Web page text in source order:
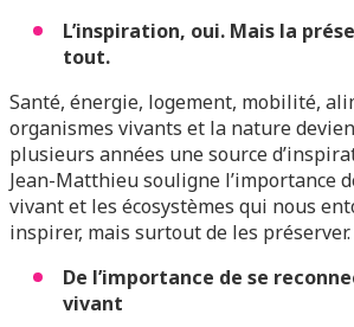
L’inspiration, oui. Mais la
tout.
Santé, énergie, logement, mobilité,
organismes vivants et la nature
plusieurs années une source
Jean-Matthieu souligne l’importance
vivant et les écosystèmes qui nous
inspirer, mais surtout de les préserver.
De l’importance de se
vivant